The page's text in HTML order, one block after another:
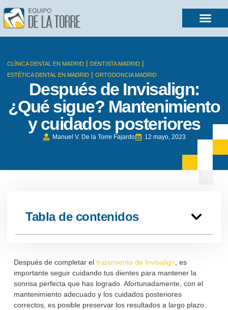
CLÍNICA DENTAL EN MADRID | DENTISTA MADRID |
ESTÉTICA DENTAL EN MADRID | ORTODONCIA MADRID
Después de Invisalign:
¿Qué sigue? Mantenimiento
y cuidados posteriores
Manuel V. De la Torre Fajardo 12 mayo, 2023
Tabla de contenidos
Después de completar eltratamiento de Invisalign, es
importante seguir cuidando tus dientes para mantener la
sonrisa perfecta que has logrado. Afortunadamente, con el
mantenimiento adecuado y los cuidados posteriores
correctos, es posible preservar los resultados a largo plazo.